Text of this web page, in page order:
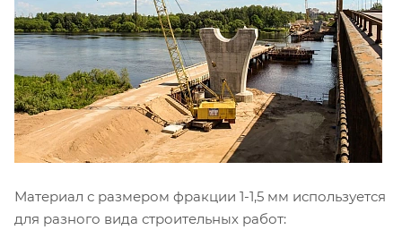
Материал с размером фракции 1-1,5 мм используется
для разного вида строительных работ: